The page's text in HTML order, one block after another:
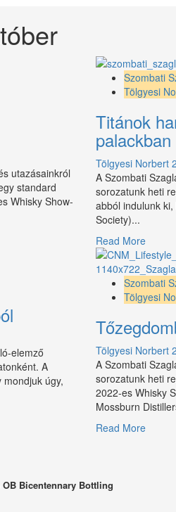
utazásainkról
standard
Whisky Show-
Szombati
Tölgyesi
Titánok
palackban
Tölgyesi Norbert
A Szombati
sorozatunk heti
abból indulunk
Society)...
Read MoreRead
more
about
harca
SMWS
elemző
A
úgy,
Szombati
Tölgyesi
Tölgyesi Norbert
A Szombati
sorozatunk heti
2022-es Whisky
Mossburn
Read MoreRead
OB Bicentennary Bottling